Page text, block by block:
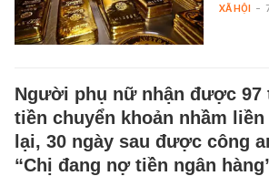
XÃ HỘI -
Người phụ nữ nhận được 97
tiền chuyển khoản nhầm
lại, 30 ngày sau được công
“Chị đang nợ tiền ngân